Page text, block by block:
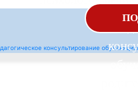
педагогическая
комиссия